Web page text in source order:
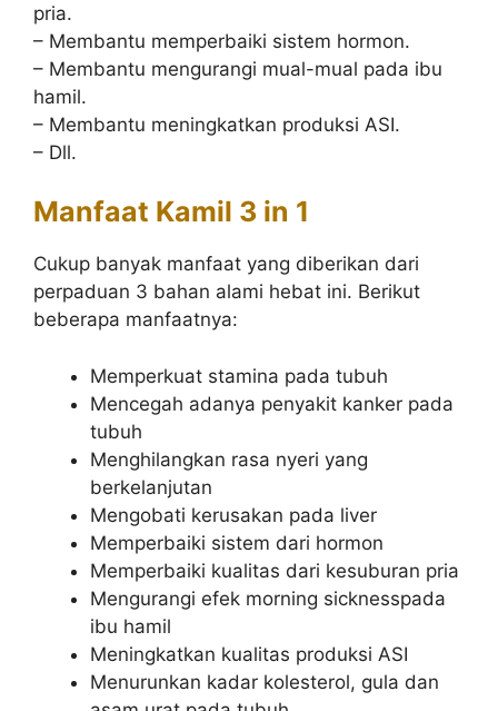
pria.
– Membantu memperbaiki sistem hormon.
– Membantu mengurangi mual-mual pada ibu
hamil.
– Membantu meningkatkan produksi ASI.
– Dll.
Manfaat Kamil 3 in 1
Cukup banyak manfaat yang diberikan dari
perpaduan 3 bahan alami hebat ini. Berikut
beberapa manfaatnya:
Memperkuat stamina pada tubuh
Mencegah adanya penyakit kanker pada
tubuh
Menghilangkan rasa nyeri yang
berkelanjutan
Mengobati kerusakan pada liver
Memperbaiki sistem dari hormon
Memperbaiki kualitas dari kesuburan pria
Mengurangi efek morning sicknesspada
ibu hamil
Meningkatkan kualitas produksi ASI
Menurunkan kadar kolesterol, gula dan